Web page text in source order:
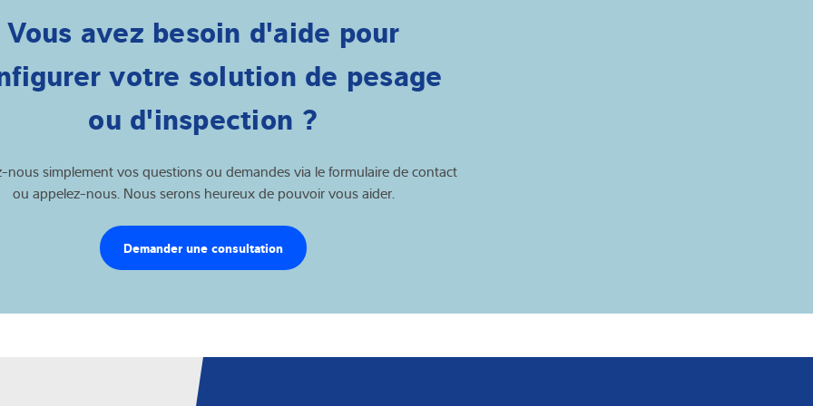
Vous avez besoin d'aide pour
votre solution de pesage
ou d'inspection ?
nous simplement vos questions ou demandes via le formulaire de contact
ou appelez-nous. Nous serons heureux de pouvoir vous aider.
Demander une consultation